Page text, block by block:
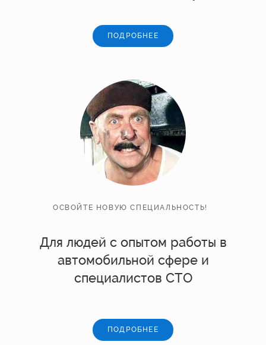
ПОДРОБНЕЕ
ОСВОЙТЕ НОВУЮ СПЕЦИАЛЬНОСТЬ!
Для людей с опытом работы в
автомобильной сфере и
специалистов СТО
ПОДРОБНЕЕ